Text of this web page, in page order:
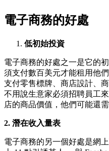
電子商務的好處
低初始投資
電子商務的好處之一是它的
須支付數百美元才能租用他
支付零售標牌、商店設計、
不用說生意家必須招聘員工
店的商品價值，他們可能還
2. 潛在收入量表
電子商務的另一個好處是網